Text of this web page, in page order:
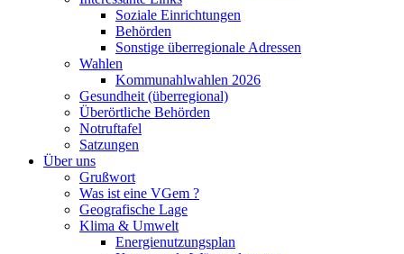
Soziale Einrichtungen
Behörden
Sonstige überregionale Adressen
Wahlen
Kommunahlwahlen 2026
Gesundheit (überregional)
Überörtliche Behörden
Notruftafel
Satzungen
Über uns
Grußwort
Was ist eine VGem ?
Geografische Lage
Klima & Umwelt
Energienutzungsplan